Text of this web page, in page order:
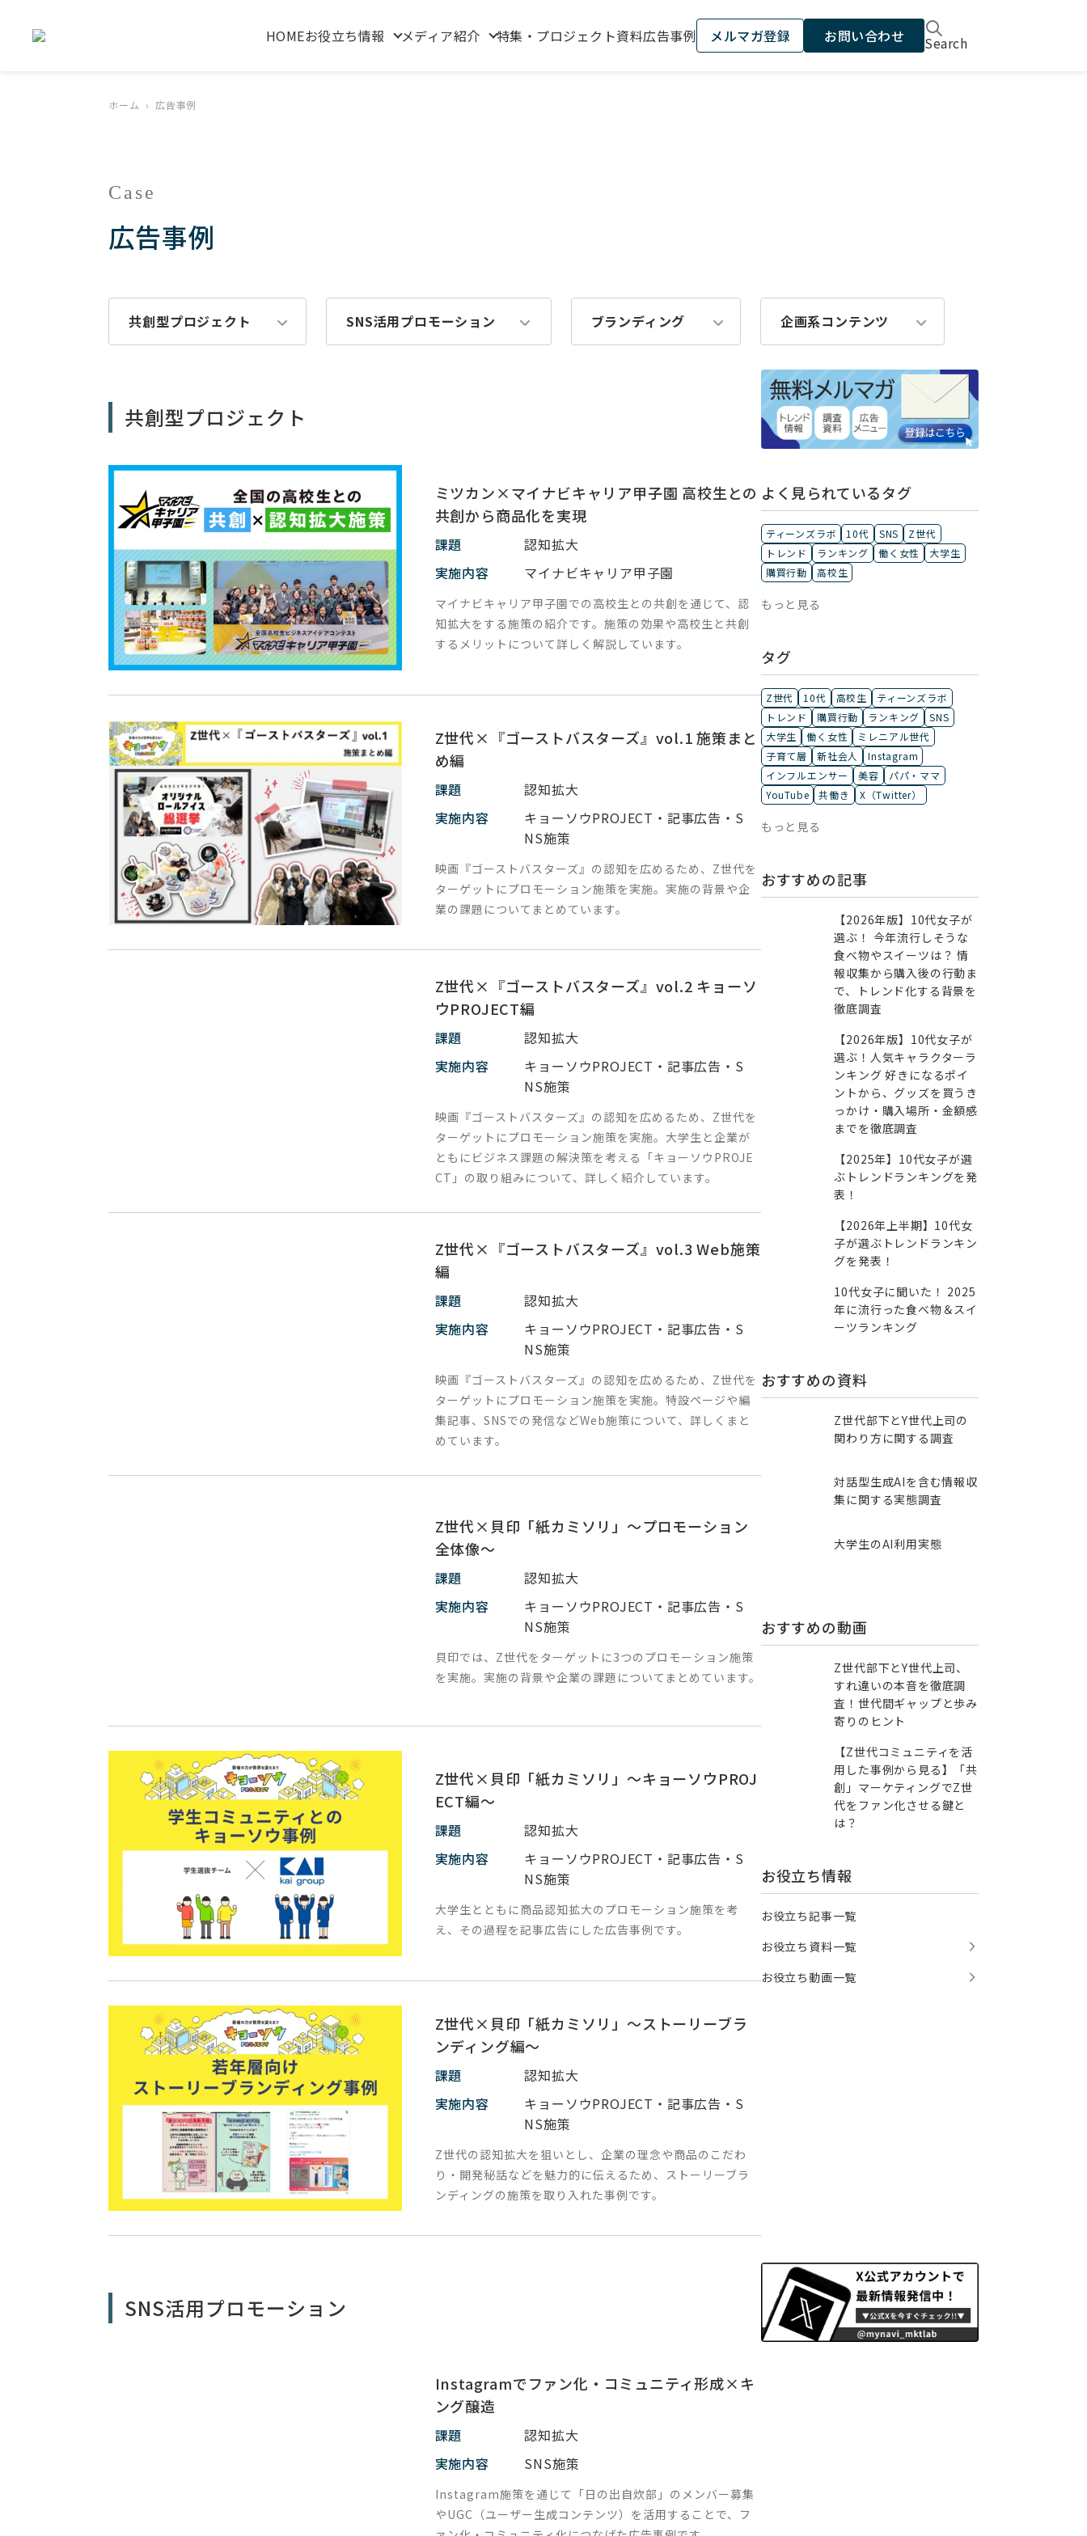
HOMEお役立ち情報 メディア紹介 特集・プロジェクト資料広告事例 メルマガ登録 お問い合わせ Search
ホーム 広告事例
Case
広告事例
共創型プロジェクト SNS活用プロモーション ブランディング 企画系コンテンツ
共創型プロジェクト
ミツカン×マイナビキャリア甲子園 高校生との
共創から商品化を実現
課題
認知拡大
実施内容
マイナビキャリア甲子園
マイナビキャリア甲子園での高校生との共創を通じて、認
知拡大をする施策の紹介です。施策の効果や高校生と共創
するメリットについて詳しく解説しています。
Z世代×『ゴーストバスターズ』vol.1 施策まと
め編
課題
認知拡大
実施内容
キョーソウPROJECT・記事広告・S
NS施策
映画『ゴーストバスターズ』の認知を広めるため、Z世代を
ターゲットにプロモーション施策を実施。実施の背景や企
業の課題についてまとめています。
Z世代×『ゴーストバスターズ』vol.2 キョーソ
ウPROJECT編
課題
認知拡大
実施内容
キョーソウPROJECT・記事広告・S
NS施策
映画『ゴーストバスターズ』の認知を広めるため、Z世代を
ターゲットにプロモーション施策を実施。大学生と企業が
ともにビジネス課題の解決策を考える「キョーソウPROJE
CT」の取り組みについて、詳しく紹介しています。
Z世代×『ゴーストバスターズ』vol.3 Web施策
編
課題
認知拡大
実施内容
キョーソウPROJECT・記事広告・S
NS施策
映画『ゴーストバスターズ』の認知を広めるため、Z世代を
ターゲットにプロモーション施策を実施。特設ページや編
集記事、SNSでの発信などWeb施策について、詳しくまと
めています。
Z世代×貝印「紙カミソリ」～プロモーション
全体像～
課題
認知拡大
実施内容
キョーソウPROJECT・記事広告・S
NS施策
貝印では、Z世代をターゲットに3つのプロモーション施策
を実施。実施の背景や企業の課題についてまとめています。
Z世代×貝印「紙カミソリ」～キョーソウPROJ
ECT編～
課題
認知拡大
実施内容
キョーソウPROJECT・記事広告・S
NS施策
大学生とともに商品認知拡大のプロモーション施策を考
え、その過程を記事広告にした広告事例です。
Z世代×貝印「紙カミソリ」～ストーリーブラ
ンディング編～
課題
認知拡大
実施内容
キョーソウPROJECT・記事広告・S
NS施策
Z世代の認知拡大を狙いとし、企業の理念や商品のこだわ
り・開発秘話などを魅力的に伝えるため、ストーリーブラ
ンディングの施策を取り入れた事例です。
SNS活用プロモーション
Instagramでファン化・コミュニティ形成×キ
ング醸造
課題
認知拡大
実施内容
SNS施策
Instagram施策を通じて「日の出自炊部」のメンバー募集
やUGC（ユーザー生成コンテンツ）を活用することで、フ
よく見られているタグ
ティーンズラボ 10代 SNS
Z世代
トレンド
ランキング 働く女性
大学生
購買行動
高校生
もっと見る
タグ
Z世代 10代 高校生
ティーンズラボ
トレンド
購買行動 ランキング
SNS
大学生
働く女性
ミレニアル世代
子育て層
新社会人
Instagram
インフルエンサー
美容
パパ・ママ
YouTube
共働き X（Twitter）
もっと見る
おすすめの記事
【2026年版】10代女子が
選ぶ！ 今年流行しそうな
食べ物やスイーツは？ 情
報収集から購入後の行動ま
で、トレンド化する背景を
徹底調査
【2026年版】10代女子が
選ぶ！人気キャラクターラ
ンキング 好きになるポイ
ントから、グッズを買うき
っかけ・購入場所・金額感
までを徹底調査
【2025年】10代女子が選
ぶトレンドランキングを発
表！
【2026年上半期】10代女
子が選ぶトレンドランキン
グを発表！
10代女子に聞いた！ 2025
年に流行った食べ物＆スイ
ーツランキング
おすすめの資料
Z世代部下とY世代上司の
関わり方に関する調査
対話型生成AIを含む情報収
集に​関する実態調査
大学生のAI利用実態
おすすめの動画
Z世代部下とY世代上司、
すれ違いの本音を徹底調
査！世代間ギャップと歩み
寄りのヒント
【Z世代コミュニティを活
用した事例から見る】「共
創」マーケティングでZ世
代をファン化させる鍵と
は？
お役立ち情報
お役立ち記事一覧
お役立ち資料一覧
お役立ち動画一覧